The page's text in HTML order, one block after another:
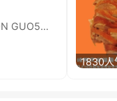
郭氏夫妻肺片MAISON GUO5欧代金券限量兑换啦！
1830人